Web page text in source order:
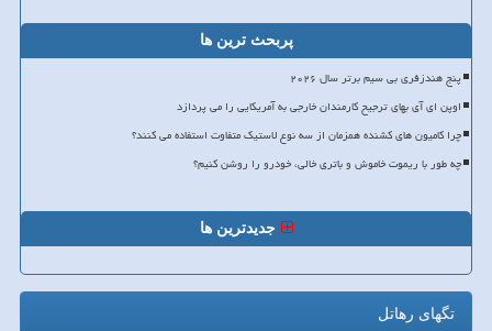
پربحث ترین ها
پنج هندزفری بی سیم برتر سال ۲۰۲۶
اوپن ای آی بهای ترجیح کارمندان خارجی به آمریکایی را می پردازد
چرا کامیون های کشنده همزمان از سه نوع لاستیک متفاوت استفاده می کنند؟
چه طور با ریموت خاموش و باتری خالی، خودرو را روشن کنیم؟
جدیدترین ها
تگهای رهاتل